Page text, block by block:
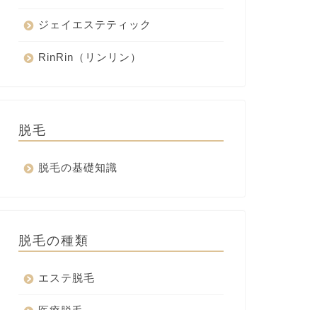
ジェイエステティック
RinRin（リンリン）
脱毛
脱毛の基礎知識
脱毛の種類
エステ脱毛